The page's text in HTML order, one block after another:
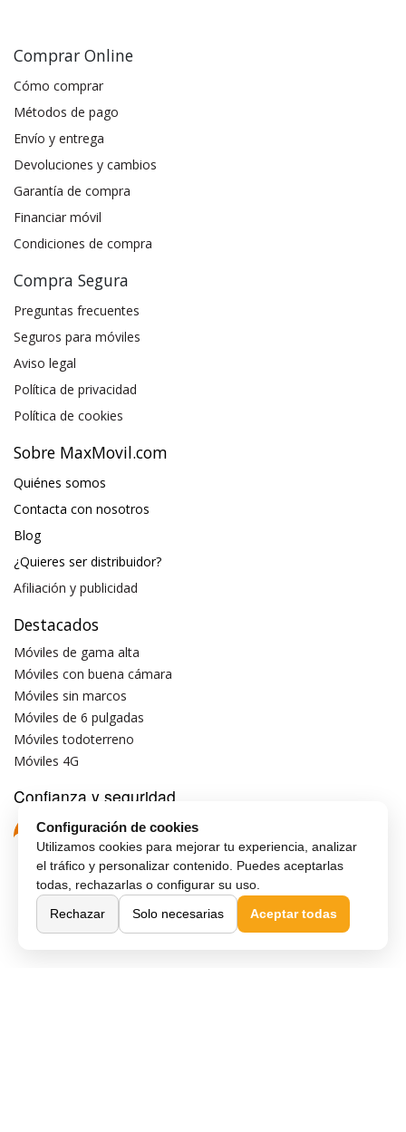
Comprar Online
Cómo comprar
Métodos de pago
Envío y entrega
Devoluciones y cambios
Garantía de compra
Financiar móvil
Condiciones de compra
Compra Segura
Preguntas frecuentes
Seguros para móviles
Aviso legal
Política de privacidad
Política de cookies
Sobre MaxMovil.com
Quiénes somos
Contacta con nosotros
Blog
¿Quieres ser distribuidor?
Afiliación y publicidad
Destacados
Móviles de gama alta
Móviles con buena cámara
Móviles sin marcos
Móviles de 6 pulgadas
Móviles todoterreno
Móviles 4G
Confianza y seguridad
Configuración de cookies
Utilizamos cookies para mejorar tu experiencia, analizar
el tráfico y personalizar contenido. Puedes aceptarlas
todas, rechazarlas o configurar su uso.
Rechazar
Solo necesarias Aceptar todas